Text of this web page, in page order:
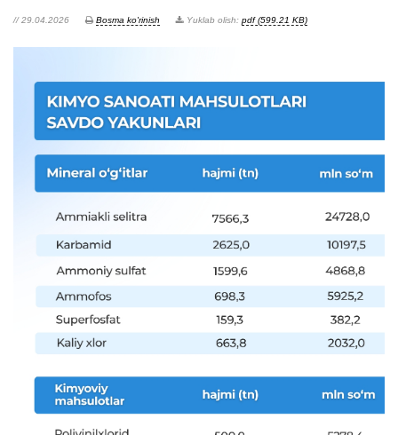
// 29.04.2026 Bosma ko'rinish Yuklab olish: pdf (599.21 KB)